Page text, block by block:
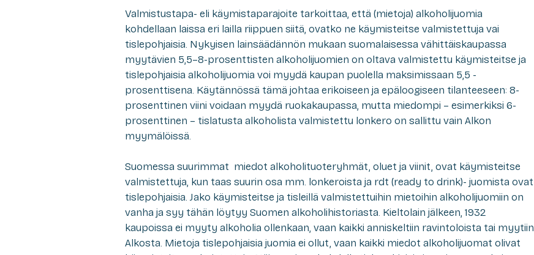
Valmistustapa- eli käymistaparajoite tarkoittaa, että (mietoja) alkoholijuomia
kohdellaan laissa eri lailla riippuen siitä, ovatko ne käymisteitse valmistettuja vai
tislepohjaisia. Nykyisen lainsäädännön mukaan suomalaisessa vähittäiskaupassa
myytävien 5,5–8-prosenttisten alkoholijuomien on oltava valmistettu käymisteitse ja
tislepohjaisia alkoholijuomia voi myydä kaupan puolella maksimissaan 5,5 -
prosenttisena. Käytännössä tämä johtaa erikoiseen ja epäloogiseen tilanteeseen: 8-
prosenttinen viini voidaan myydä ruokakaupassa, mutta miedompi – esimerkiksi 6-
prosenttinen – tislatusta alkoholista valmistettu lonkero on sallittu vain Alkon
myymälöissä.
Suomessa suurimmat miedot alkoholituoteryhmät, oluet ja viinit, ovat käymisteitse
valmistettuja, kun taas suurin osa mm. lonkeroista ja rdt (ready to drink)- juomista ovat
tislepohjaisia. Jako käymisteitse ja tisleillä valmistettuihin mietoihin alkoholijuomiin on
vanha ja syy tähän löytyy Suomen alkoholihistoriasta. Kieltolain jälkeen, 1932
kaupoissa ei myyty alkoholia ollenkaan, vaan kaikki anniskeltiin ravintoloista tai myytiin
Alkosta. Mietoja tislepohjaisia juomia ei ollut, vaan kaikki miedot alkoholijuomat olivat